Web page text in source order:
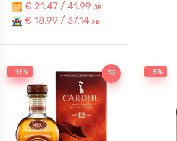
€ 21.47 / 41.99 лв.
€ 18.99 / 37.14 лв.
-15%
-15% -5%